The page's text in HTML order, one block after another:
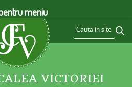
VICTORIEI
meniu